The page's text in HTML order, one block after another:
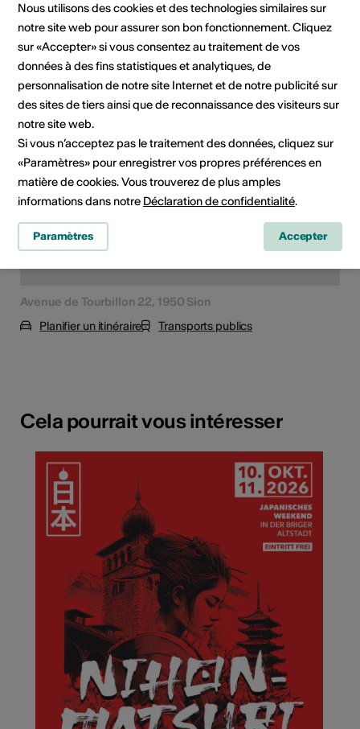
Tout public
Lieu de l'événement
Avenue de Tourbillon 22, 1950 Sion
Planifier un itinéraire
Transports publics
Cela pourrait vous intéresser
Nous utilisons des cookies et des technologies similaires sur
notre site web pour assurer son bon fonctionnement. Cliquez
sur «Accepter» si vous consentez au traitement de vos
données à des fins statistiques et analytiques, de
personnalisation de notre site Internet et de notre publicité sur
des sites de tiers ainsi que de reconnaissance des visiteurs sur
notre site web.
Si vous n’acceptez pas le traitement des données, cliquez sur
«Paramètres» pour enregistrer vos propres préférences en
matière de cookies. Vous trouverez de plus amples
informations dans notre Déclaration de confidentialité.
Paramètres Accepter